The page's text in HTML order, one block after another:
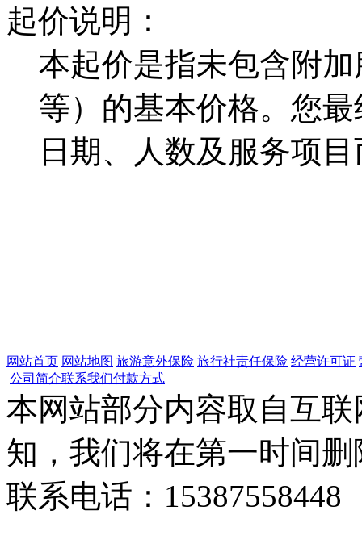
起价说明：
本起价是指未包含附
等）的基本价格。您
日期、人数及服务项
网站首页 网站地图 旅游意外保险 旅行社责任保险 经营许可证
公司简介联系我们付款方式
本网站部分内容取自互
知，我们将在第一时间
联系电话：15387558448